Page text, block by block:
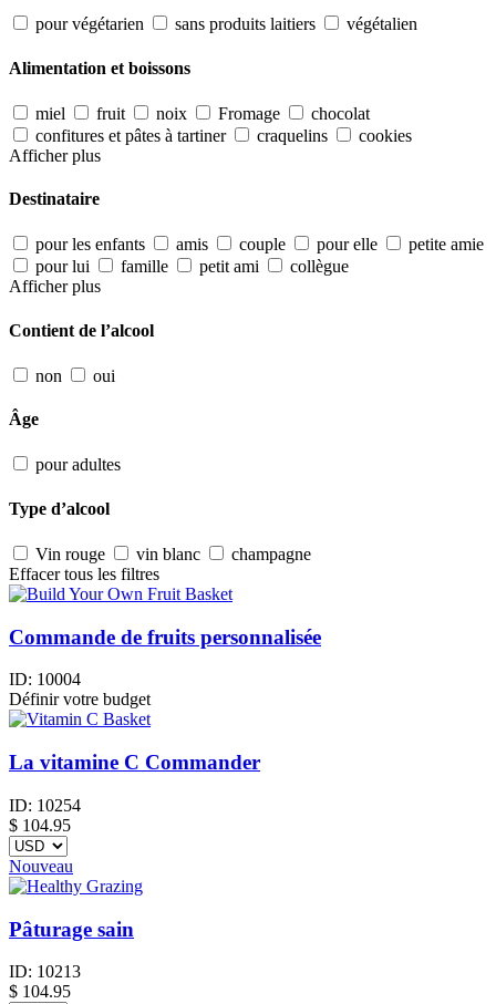
pour végétarien sans produits laitiers végétalien
Alimentation et boissons
miel fruit noix Fromage
chocolat
confitures et pâtes à tartiner
craquelins
cookies
Afficher plus
Destinataire
pour les enfants amis couple pour elle
petite amie
pour lui
famille petit ami
collègue
Afficher plus
Contient de l’alcool
non oui
Âge
pour adultes
Type d’alcool
Vin rouge vin blanc
champagne
Effacer tous les filtres
Commande de fruits personnalisée
ID: 10004
Définir votre budget
La vitamine C Commander
ID: 10254
$ 104.95
Nouveau
Pâturage sain
ID: 10213
$ 104.95